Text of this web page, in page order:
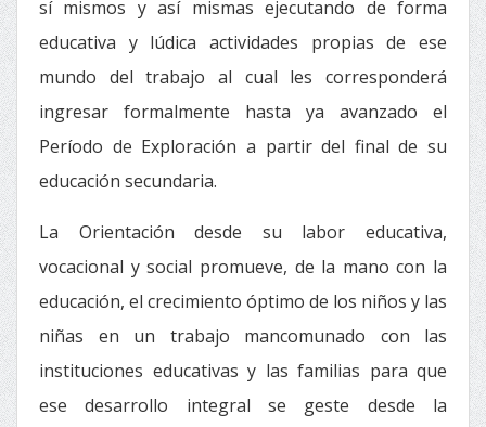
sí mismos y así mismas ejecutando de forma
educativa y lúdica actividades propias de ese
mundo del trabajo al cual les corresponderá
ingresar formalmente hasta ya avanzado el
Período de Exploración a partir del final de su
educación secundaria.
La Orientación desde su labor educativa,
vocacional y social promueve, de la mano con la
educación, el crecimiento óptimo de los niños y las
niñas en un trabajo mancomunado con las
instituciones educativas y las familias para que
ese desarrollo integral se geste desde la